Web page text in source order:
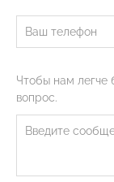
Чтобы нам легче
вопрос.